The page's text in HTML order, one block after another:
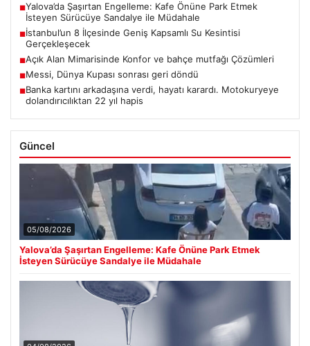
■Yalova’da Şaşırtan Engelleme: Kafe Önüne Park Etmek
İsteyen Sürücüye Sandalye ile Müdahale
■İstanbul’un 8 İlçesinde Geniş Kapsamlı Su Kesintisi
Gerçekleşecek
■Açık Alan Mimarisinde Konfor ve bahçe mutfağı Çözümleri
■Messi, Dünya Kupası sonrası geri döndü
■Banka kartını arkadaşına verdi, hayatı karardı. Motokuryeye
dolandırıcılıktan 22 yıl hapis
Güncel
05/08/2026
Yalova’da Şaşırtan Engelleme: Kafe Önüne Park Etmek
İsteyen Sürücüye Sandalye ile Müdahale